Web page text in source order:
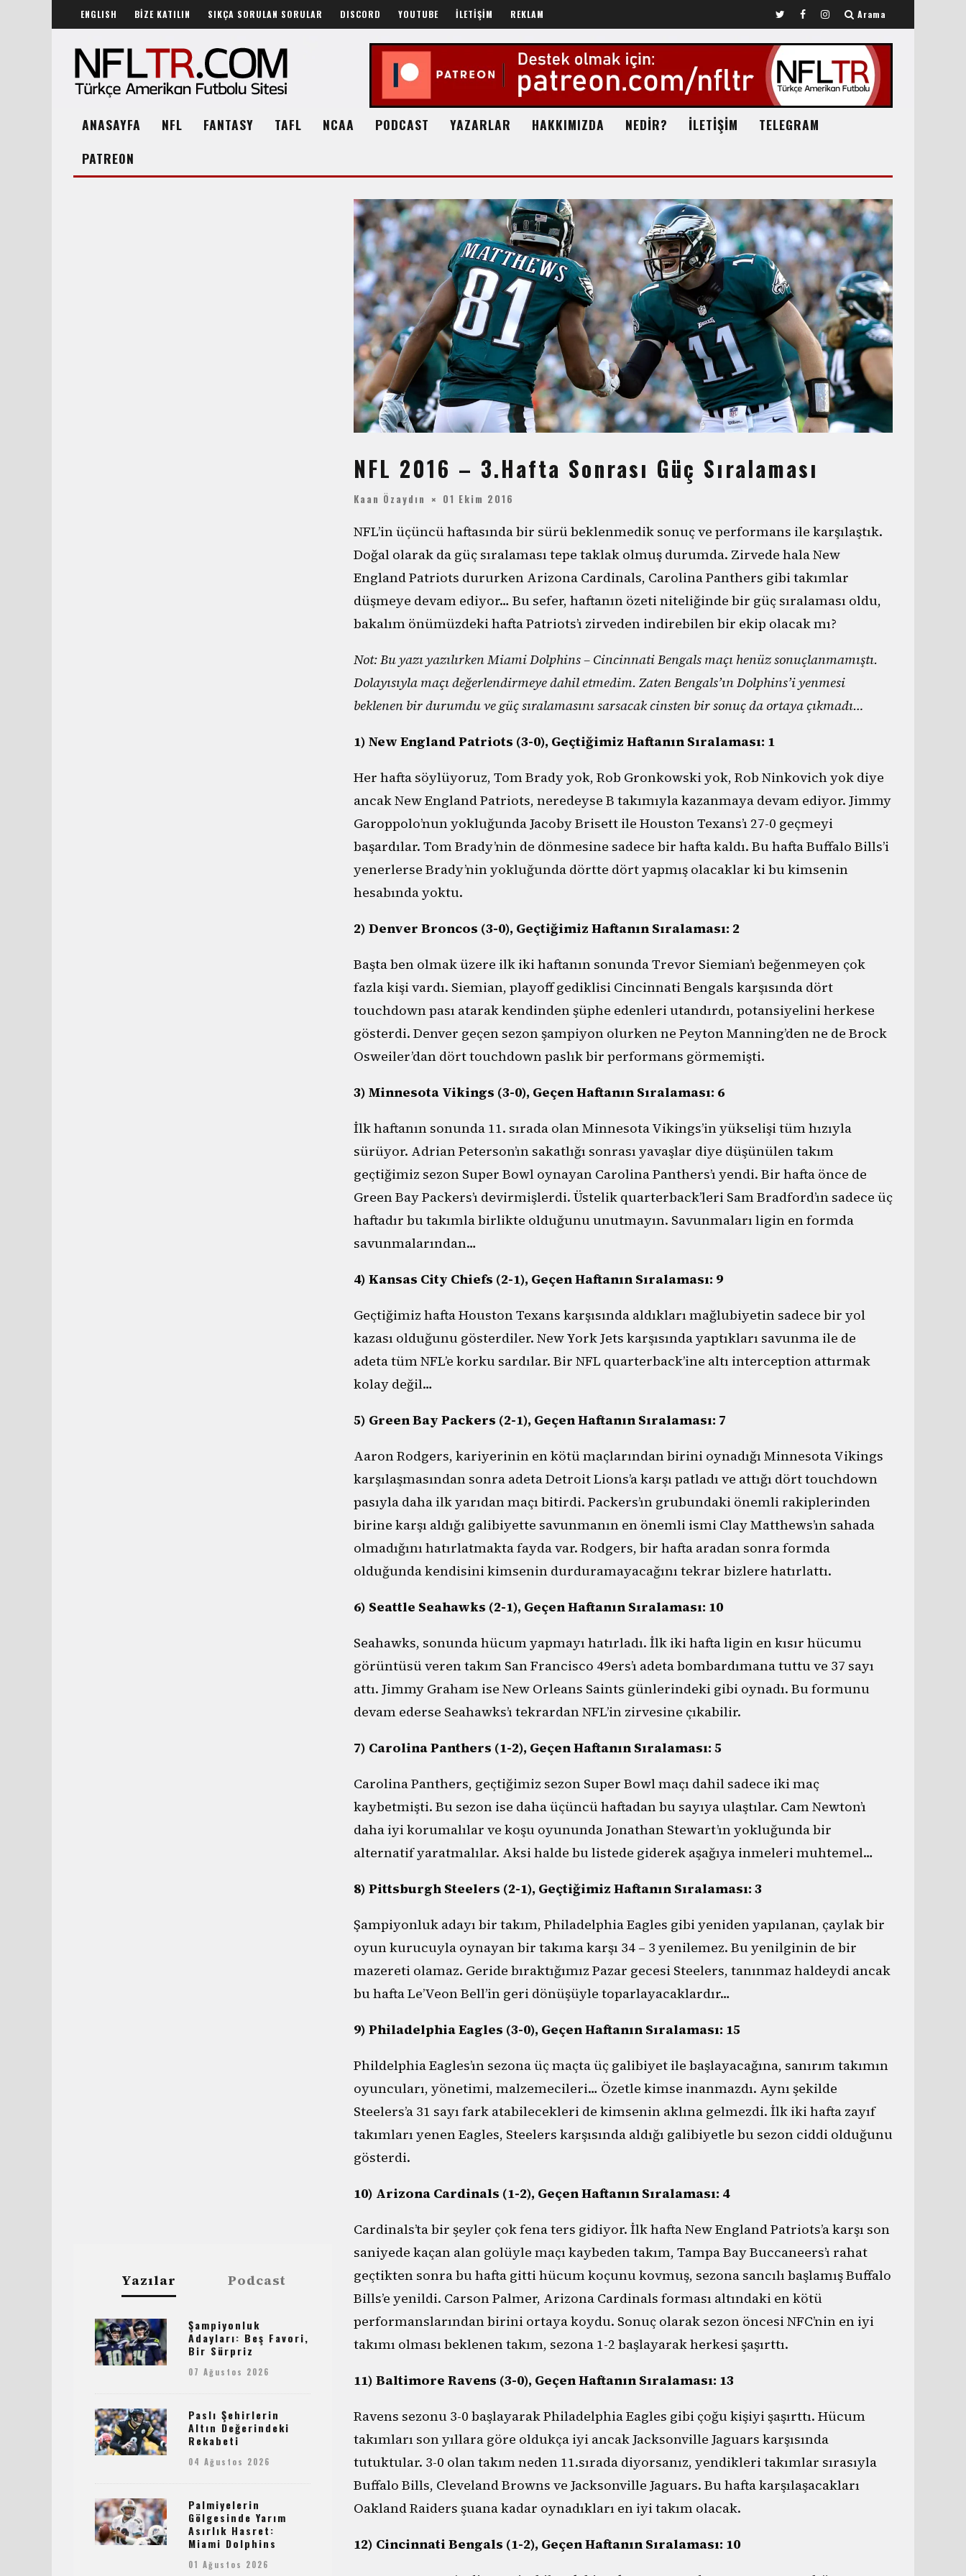
ENGLISH BİZE KATILIN SIKÇA SORULAN SORULAR DISCORD YOUTUBE İLETİŞİM REKLAM Arama
ANASAYFA NFL FANTASY TAFL NCAA PODCAST YAZARLAR HAKKIMIZDA NEDİR? İLETİŞİM
TELEGRAM
PATREON
NFL 2016 – 3.Hafta Sonrası Güç Sıralaması
Kaan Özaydın 01 Ekim 2016
NFL’in üçüncü haftasında bir sürü beklenmedik sonuç ve performans ile karşılaştık.
Doğal olarak da güç sıralaması tepe taklak olmuş durumda. Zirvede hala New
England Patriots dururken Arizona Cardinals, Carolina Panthers gibi takımlar
düşmeye devam ediyor… Bu sefer, haftanın özeti niteliğinde bir güç sıralaması oldu,
bakalım önümüzdeki hafta Patriots’ı zirveden indirebilen bir ekip olacak mı?
Not: Bu yazı yazılırken Miami Dolphins – Cincinnati Bengals maçı henüz sonuçlanmamıştı.
Dolayısıyla maçı değerlendirmeye dahil etmedim. Zaten Bengals’ın Dolphins’i yenmesi
beklenen bir durumdu ve güç sıralamasını sarsacak cinsten bir sonuç da ortaya çıkmadı…
1) New England Patriots (3-0), Geçtiğimiz Haftanın Sıralaması: 1
Her hafta söylüyoruz, Tom Brady yok, Rob Gronkowski yok, Rob Ninkovich yok diye
ancak New England Patriots, neredeyse B takımıyla kazanmaya devam ediyor. Jimmy
Garoppolo’nun yokluğunda Jacoby Brisett ile Houston Texans’ı 27-0 geçmeyi
başardılar. Tom Brady’nin de dönmesine sadece bir hafta kaldı. Bu hafta Buffalo Bills’i
yenerlerse Brady’nin yokluğunda dörtte dört yapmış olacaklar ki bu kimsenin
hesabında yoktu.
2) Denver Broncos (3-0), Geçtiğimiz Haftanın Sıralaması: 2
Başta ben olmak üzere ilk iki haftanın sonunda Trevor Siemian’ı beğenmeyen çok
fazla kişi vardı. Siemian, playoff gediklisi Cincinnati Bengals karşısında dört
touchdown pası atarak kendinden şüphe edenleri utandırdı, potansiyelini herkese
gösterdi. Denver geçen sezon şampiyon olurken ne Peyton Manning’den ne de Brock
Osweiler’dan dört touchdown paslık bir performans görmemişti.
3) Minnesota Vikings (3-0), Geçen Haftanın Sıralaması: 6
İlk haftanın sonunda 11. sırada olan Minnesota Vikings’in yükselişi tüm hızıyla
sürüyor. Adrian Peterson’ın sakatlığı sonrası yavaşlar diye düşünülen takım
geçtiğimiz sezon Super Bowl oynayan Carolina Panthers’ı yendi. Bir hafta önce de
Green Bay Packers’ı devirmişlerdi. Üstelik quarterback’leri Sam Bradford’ın sadece üç
haftadır bu takımla birlikte olduğunu unutmayın. Savunmaları ligin en formda
savunmalarından…
4) Kansas City Chiefs (2-1), Geçen Haftanın Sıralaması: 9
Geçtiğimiz hafta Houston Texans karşısında aldıkları mağlubiyetin sadece bir yol
kazası olduğunu gösterdiler. New York Jets karşısında yaptıkları savunma ile de
adeta tüm NFL’e korku sardılar. Bir NFL quarterback’ine altı interception attırmak
kolay değil…
5) Green Bay Packers (2-1), Geçen Haftanın Sıralaması: 7
Aaron Rodgers, kariyerinin en kötü maçlarından birini oynadığı Minnesota Vikings
karşılaşmasından sonra adeta Detroit Lions’a karşı patladı ve attığı dört touchdown
pasıyla daha ilk yarıdan maçı bitirdi. Packers’ın grubundaki önemli rakiplerinden
birine karşı aldığı galibiyette savunmanın en önemli ismi Clay Matthews’ın sahada
olmadığını hatırlatmakta fayda var. Rodgers, bir hafta aradan sonra formda
olduğunda kendisini kimsenin durduramayacağını tekrar bizlere hatırlattı.
6) Seattle Seahawks (2-1), Geçen Haftanın Sıralaması: 10
Seahawks, sonunda hücum yapmayı hatırladı. İlk iki hafta ligin en kısır hücumu
görüntüsü veren takım San Francisco 49ers’ı adeta bombardımana tuttu ve 37 sayı
attı. Jimmy Graham ise New Orleans Saints günlerindeki gibi oynadı. Bu formunu
devam ederse Seahawks’ı tekrardan NFL’in zirvesine çıkabilir.
7) Carolina Panthers (1-2), Geçen Haftanın Sıralaması: 5
Carolina Panthers, geçtiğimiz sezon Super Bowl maçı dahil sadece iki maç
kaybetmişti. Bu sezon ise daha üçüncü haftadan bu sayıya ulaştılar. Cam Newton’ı
daha iyi korumalılar ve koşu oyununda Jonathan Stewart’ın yokluğunda bir
alternatif yaratmalılar. Aksi halde bu listede giderek aşağıya inmeleri muhtemel…
8) Pittsburgh Steelers (2-1), Geçtiğimiz Haftanın Sıralaması: 3
Şampiyonluk adayı bir takım, Philadelphia Eagles gibi yeniden yapılanan, çaylak bir
oyun kurucuyla oynayan bir takıma karşı 34 – 3 yenilemez. Bu yenilginin de bir
mazereti olamaz. Geride bıraktığımız Pazar gecesi Steelers, tanınmaz haldeydi ancak
bu hafta Le’Veon Bell’in geri dönüşüyle toparlayacaklardır…
9) Philadelphia Eagles (3-0), Geçen Haftanın Sıralaması: 15
Phildelphia Eagles’ın sezona üç maçta üç galibiyet ile başlayacağına, sanırım takımın
oyuncuları, yönetimi, malzemecileri… Özetle kimse inanmazdı. Aynı şekilde
Steelers’a 31 sayı fark atabilecekleri de kimsenin aklına gelmezdi. İlk iki hafta zayıf
takımları yenen Eagles, Steelers karşısında aldığı galibiyetle bu sezon ciddi olduğunu
gösterdi.
10) Arizona Cardinals (1-2), Geçen Haftanın Sıralaması: 4
Cardinals’ta bir şeyler çok fena ters gidiyor. İlk hafta New England Patriots’a karşı son
saniyede kaçan alan golüyle maçı kaybeden takım, Tampa Bay Buccaneers’ı rahat
geçtikten sonra bu hafta gitti hücum koçunu kovmuş, sezona sancılı başlamış Buffalo
Bills’e yenildi. Carson Palmer, Arizona Cardinals forması altındaki en kötü
performanslarından birini ortaya koydu. Sonuç olarak sezon öncesi NFC’nin en iyi
takımı olması beklenen takım, sezona 1-2 başlayarak herkesi şaşırttı.
11) Baltimore Ravens (3-0), Geçen Haftanın Sıralaması: 13
Ravens sezonu 3-0 başlayarak Philadelphia Eagles gibi çoğu kişiyi şaşırttı. Hücum
takımları son yıllara göre oldukça iyi ancak Jacksonville Jaguars karşısında
tutuktular. 3-0 olan takım neden 11.sırada diyorsanız, yendikleri takımlar sırasıyla
Buffalo Bills, Cleveland Browns ve Jacksonville Jaguars. Bu hafta karşılaşacakları
Oakland Raiders şuana kadar oynadıkları en iyi takım olacak.
12) Cincinnati Bengals (1-2), Geçen Haftanın Sıralaması: 10
Yazılar Podcast
Şampiyonluk
Adayları: Beş Favori,
Bir Sürpriz
07 Ağustos 2026
Paslı Şehirlerin
Altın Değerindeki
Rekabeti
04 Ağustos 2026
Palmiyelerin
Gölgesinde Yarım
Asırlık Hasret:
Miami Dolphins
01 Ağustos 2026